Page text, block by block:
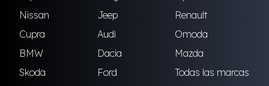
Nissan
Jeep
Renault
Cupra
Audi
Omoda
BMW
Dacia
Mazda
Skoda
Ford Todas las marcas